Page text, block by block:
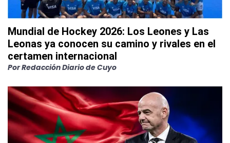
Mundial de Hockey 2026: Los Leones y Las
Leonas ya conocen su camino y rivales en el
certamen internacional
PorRedacción Diario de Cuyo